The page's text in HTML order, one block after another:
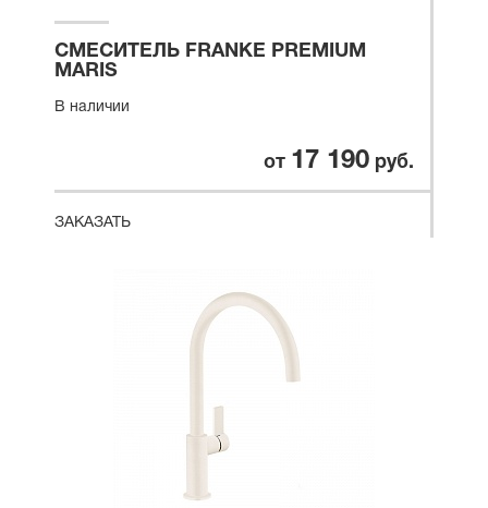
СМЕСИТЕЛЬ FRANKE PREMIUM
MARIS
В наличии
от 17 190 руб.
ЗАКАЗАТЬ